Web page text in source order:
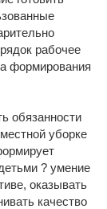
рабочее
формирования
обязанности
уборке
? умение
оказывать
качество